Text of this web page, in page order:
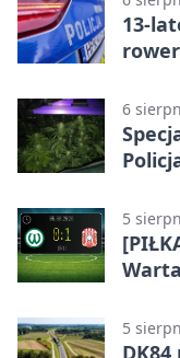
13-
6
5
5